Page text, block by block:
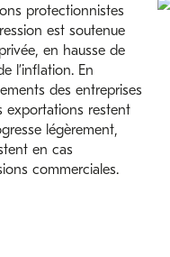
protectionnistes
est soutenue
en hausse de
l’inflation. En
des entreprises
exportations restent
légèrement,
en cas
commerciales.